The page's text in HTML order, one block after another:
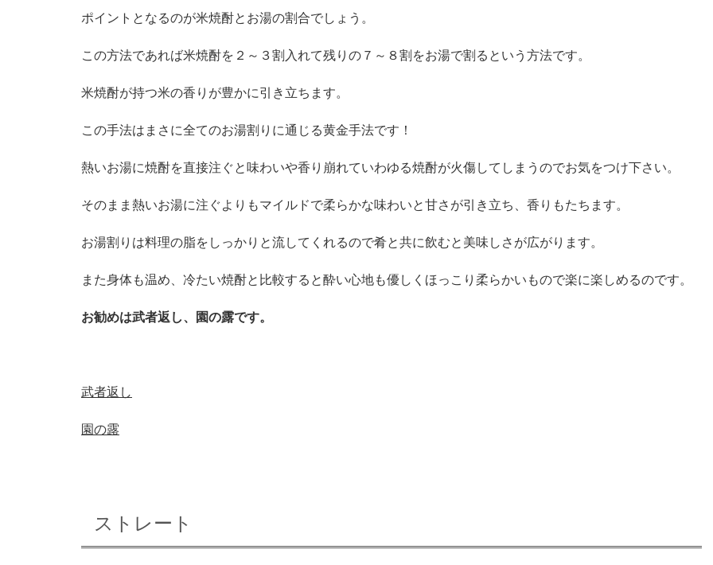
ポイントとなるのが米焼酎とお湯の割合でしょう。
この方法であれば米焼酎を２～３割入れて残りの７～８割をお湯で割るという方法です。
米焼酎が持つ米の香りが豊かに引き立ちます。
この手法はまさに全てのお湯割りに通じる黄金手法です！
熱いお湯に焼酎を直接注ぐと味わいや香り崩れていわゆる焼酎が火傷してしまうのでお気をつけ下さい。
そのまま熱いお湯に注ぐよりもマイルドで柔らかな味わいと甘さが引き立ち、香りもたちます。
お湯割りは料理の脂をしっかりと流してくれるので肴と共に飲むと美味しさが広がります。
また身体も温め、冷たい焼酎と比較すると酔い心地も優しくほっこり柔らかいもので楽に楽しめるのです。
お勧めは武者返し、園の露です。
武者返し
園の露
ストレート